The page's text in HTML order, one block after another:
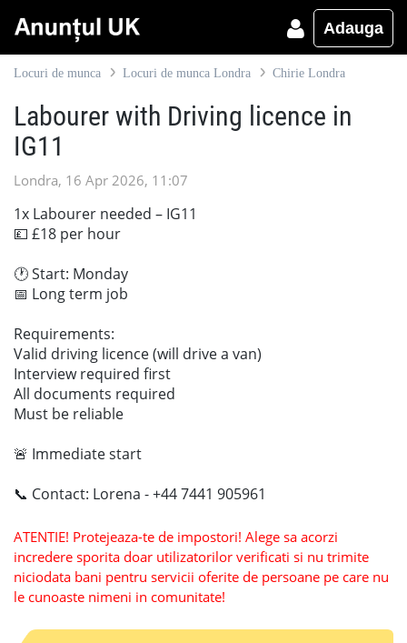
Adauga
Locuri de munca Locuri de munca Londra Chirie Londra
Labourer with Driving licence in
IG11
Londra, 16 Apr 2026, 11:07
1x Labourer needed – IG11
💷 £18 per hour
🕐 Start: Monday
📅 Long term job
Requirements:
Valid driving licence (will drive a van)
Interview required first
All documents required
Must be reliable
🚨 Immediate start
📞 Contact: Lorena - +44 7441 905961
ATENTIE! Protejeaza-te de impostori! Alege sa acorzi
incredere sporita doar utilizatorilor verificati si nu trimite
niciodata bani pentru servicii oferite de persoane pe care nu
le cunoaste nimeni in comunitate!